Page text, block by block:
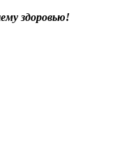
здоровью!